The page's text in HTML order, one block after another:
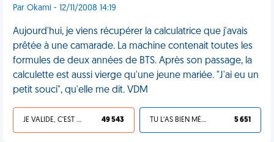
Par Okami - 12/11/2008 14:19
Aujourd'hui, je viens récupérer la calculatrice que j'avais
prêtée à une camarade. La machine contenait toutes les
formules de deux années de BTS. Après son passage, la
calculette est aussi vierge qu'une jeune mariée. "J'ai eu un
petit souci", qu'elle me dit. VDM
JE VALIDE, C'EST UNE VDM 49 543 TU L'AS BIEN MÉRITÉ 5 651